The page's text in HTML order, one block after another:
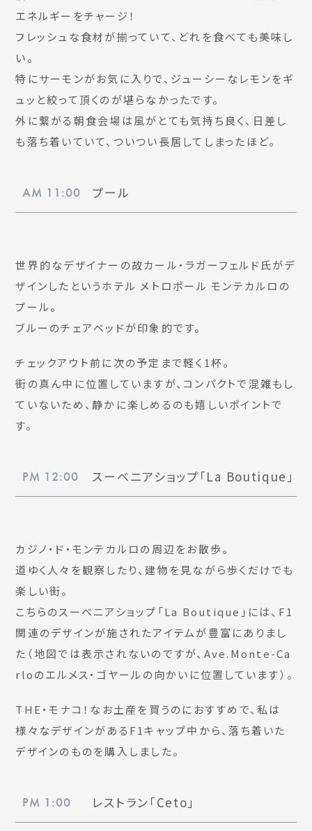
エネルギーをチャージ！
フレッシュな食材が揃っていて、どれを食べても美味し
い。
特にサーモンがお気に入りで、ジューシーなレモンをギ
ュッと絞って頂くのが堪らなかったです。
外に繋がる朝食会場は風がとても気持ち良く、日差し
も落ち着いていて、ついつい長居してしまったほど。
AM 11:00 プール
世界的なデザイナーの故カール・ラガーフェルド氏がデ
ザインしたというホテル メトロポール モンテカルロの
プール。
ブルーのチェアベッドが印象的です。
チェックアウト前に次の予定まで軽く1杯。
街の真ん中に位置していますが、コンパクトで混雑もし
ていないため、静かに楽しめるのも嬉しいポイントで
す。
PM 12:00 スーベニアショップ「La Boutique」
カジノ・ド・モンテカルロの周辺をお散歩。
道ゆく人々を観察したり、建物を見ながら歩くだけでも
楽しい街。
こちらのスーベニアショップ「La Boutique」には、F1
関連のデザインが施されたアイテムが豊富にありまし
た（地図では表示されないのですが、Ave.Monte-Ca
rloのエルメス・ゴヤールの向かいに位置しています）。
THE・モナコ！なお土産を買うのにおすすめで、私は
様々なデザインがあるF1キャップ中から、落ち着いた
デザインのものを購入しました。
PM 1:00 レストラン「Ceto」